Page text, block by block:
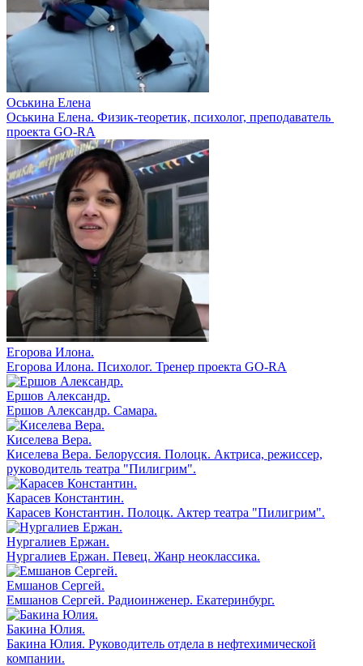
Оськина Елена
Оськина Елена. Физик-теоретик, психолог, преподаватель
проекта GO-RA
Егорова Илона.
Егорова Илона. Психолог. Тренер проекта GO-RA
Ершов Александр.
Ершов Александр. Самара.
Киселева Вера.
Киселева Вера. Белоруссия. Полоцк. Актриса, режиссер,
руководитель театра "Пилигрим".
Карасев Константин.
Карасев Константин. Полоцк. Актер театра "Пилигрим".
Нургалиев Ержан.
Нургалиев Ержан. Певец. Жанр неоклассика.
Емшанов Сергей.
Емшанов Сергей. Радиоинженер. Екатеринбург.
Бакина Юлия.
Бакина Юлия. Руководитель отдела в нефтехимической
компании.